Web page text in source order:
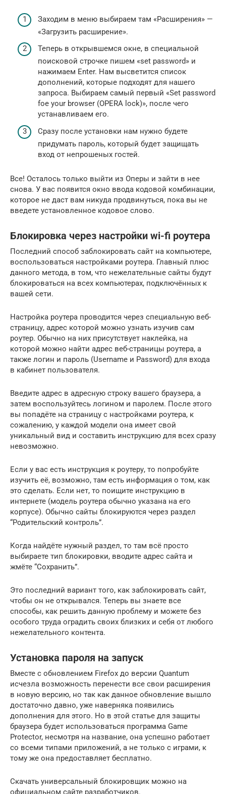
Заходим в меню выбираем там «Расширения» —
«Загрузить расширение».
Теперь в открывшемся окне, в специальной
поисковой строчке пишем «set password» и
нажимаем Enter. Нам высветится список
дополнений, которые подходят для нашего
запроса. Выбираем самый первый «Set password
foe your browser (OPERA lock)», после чего
устанавливаем его.
Сразу после установки нам нужно будете
придумать пароль, который будет защищать
вход от непрошеных гостей.
Все! Осталось только выйти из Оперы и зайти в нее
снова. У вас появится окно ввода кодовой комбинации,
которое не даст вам никуда продвинуться, пока вы не
введете установленное кодовое слово.
Блокировка через настройки wi-fi роутера
Последний способ заблокировать сайт на компьютере,
воспользоваться настройками роутера. Главный плюс
данного метода, в том, что нежелательные сайты будут
блокироваться на всех компьютерах, подключённых к
вашей сети.
Настройка роутера проводится через специальную веб-
страницу, адрес которой можно узнать изучив сам
роутер. Обычно на них присутствует наклейка, на
которой можно найти адрес веб-страницы роутера, а
также логин и пароль (Username и Password) для входа
в кабинет пользователя.
Введите адрес в адресную строку вашего браузера, а
затем воспользуйтесь логином и паролем. После этого
вы попадёте на страницу с настройками роутера, к
сожалению, у каждой модели она имеет свой
уникальный вид и составить инструкцию для всех сразу
невозможно.
Если у вас есть инструкция к роутеру, то попробуйте
изучить её, возможно, там есть информация о том, как
это сделать. Если нет, то поищите инструкцию в
интернете (модель роутера обычно указана на его
корпусе). Обычно сайты блокируются через раздел
“Родительский контроль”.
Когда найдёте нужный раздел, то там всё просто
выбираете тип блокировки, вводите адрес сайта и
жмёте “Сохранить”.
Это последний вариант того, как заблокировать сайт,
чтобы он не открывался. Теперь вы знаете все
способы, как решить данную проблему и можете без
особого труда оградить своих близких и себя от любого
нежелательного контента.
Установка пароля на запуск
Вместе с обновлением Firefox до версии Quantum
исчезла возможность перенести все свои расширения
в новую версию, но так как данное обновление вышло
достаточно давно, уже наверняка появились
дополнения для этого. Но в этой статье для защиты
браузера будет использоваться программа Game
Protector, несмотря на название, она успешно работает
со всеми типами приложений, а не только с играми, к
тому же она предоставляет бесплатно.
Скачать универсальный блокировщик можно на
официальном сайте разработчиков.